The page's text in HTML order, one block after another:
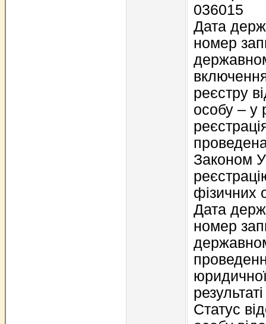
036015
Дата
номер
реєстру
особу – у
Законом
фізичних
Дата
номер
Статус